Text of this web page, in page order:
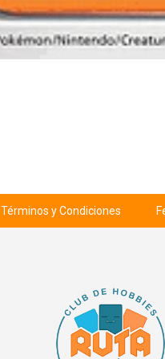
Términos y Condiciones